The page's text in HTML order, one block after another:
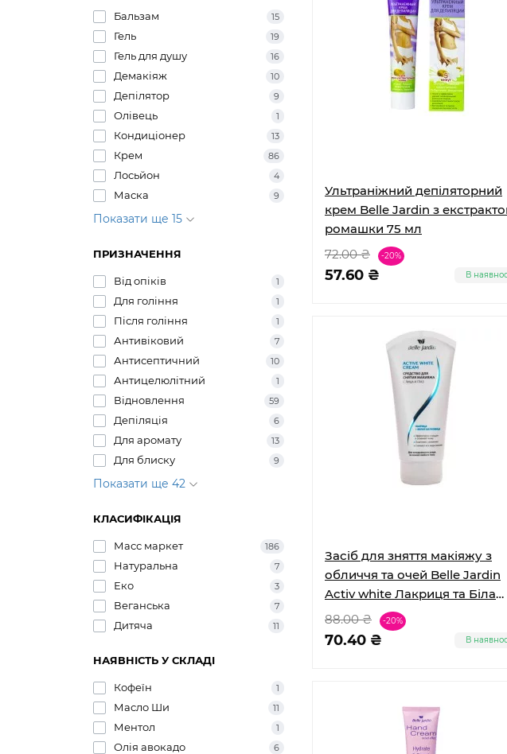
Бальзам 15
Гель 19
Гель для душу 16
Демакіяж 10
Депілятор 9
Олівець 1
Кондиціонер 13
Крем 86
Лосьйон 4
Маска 9
Показати ще 15
ПРИЗНАЧЕННЯ
Від опіків 1
Для гоління 1
Після гоління 1
Антивіковий 7
Антисептичний 10
Антицелюлітний 1
Відновлення 59
Депіляція 6
Для аромату 13
Для блиску 9
Показати ще 42
КЛАСИФІКАЦІЯ
Масс маркет 186
Натуральна 7
Еко 3
Веганська 7
Дитяча 11
НАЯВНІСТЬ У СКЛАДІ
Кофеїн 1
Масло Ши 11
Ментол 1
Олія авокадо 6
Ультраніжний депіляторний
крем Belle Jardin з
ромашки 75 мл
72.00 ₴
-20%
57.60 ₴ В
Засіб для зняття макіяжу з
обличчя та очей Belle Jardin
Activ white Лакриця та Біла
шовковиця, 200 мл
88.00 ₴ -20%
70.40 ₴ В